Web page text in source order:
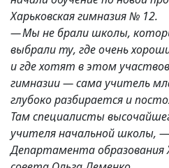
Харьковская гимназия № 12.
— Мы не брали школы,
выбрали ту, где очень
и где хотят в этом
гимназии — сама учитель
глубоко разбирается и
Там специалисты
учителя начальной школы,
Департамента образования